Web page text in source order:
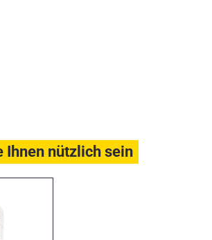
Ihnen nützlich sein